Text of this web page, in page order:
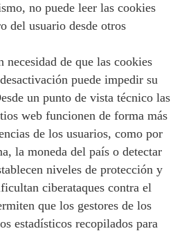
no puede leer las cookies
del usuario desde otros
de que las cookies
puede impedir su
un punto de vista técnico las
web funcionen de forma más
de los usuarios, como por
la moneda del país o detectar
niveles de protección y
ciberataques contra el
que los gestores de los
estadísticos recopilados para